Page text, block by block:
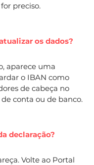
preciso.
os dados?
aparece uma
o IBAN como
de cabeça no
conta ou de banco.
declaração?
Volte ao Portal